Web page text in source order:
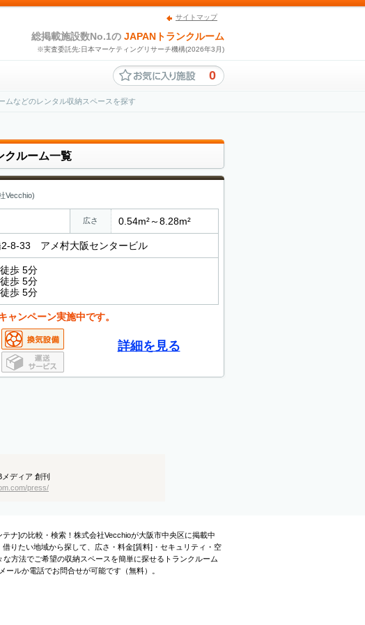
サイトマップ
総掲載施設数No.1の JAPANトランクルーム
※実査委託先:日本マーケティングリサーチ機構(2026年3月)
0
ムなどのレンタル収納スペースを探す
クルーム一覧
Vecchio)
広さ 0.54m²～8.28m²
2-8-33 アメ村大阪センタービル
歩 5分
歩 5分
歩 5分
ャンペーン実施中です。
詳細を見る
メディア 創刊
press/
ナ]の比較・検索！株式会社Vecchioが大阪市中央区に掲載中
りたい地域から探して、広さ・料金[賃料]・セキュリティ・空
方法でご希望の収納スペースを簡単に探せるトランクルーム
ルか電話でお問合せが可能です（無料）。